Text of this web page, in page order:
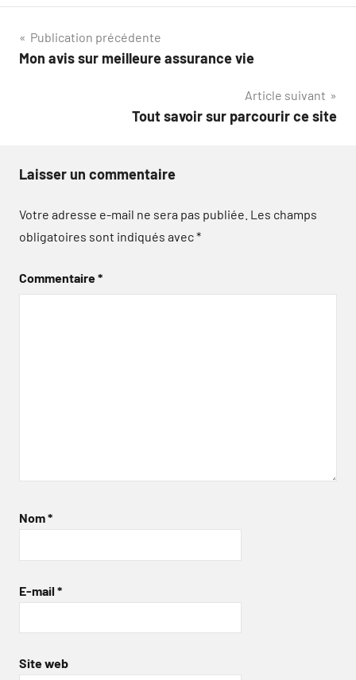
Navigation
de
Publication précédente
Mon avis sur meilleure assurance vie
Article suivant
Tout savoir sur parcourir ce site
Laisser un commentaire
Votre adresse e-mail ne sera pas publiée. Les champs
obligatoires sont indiqués avec*
Commentaire*
Nom*
E-mail *
Site web